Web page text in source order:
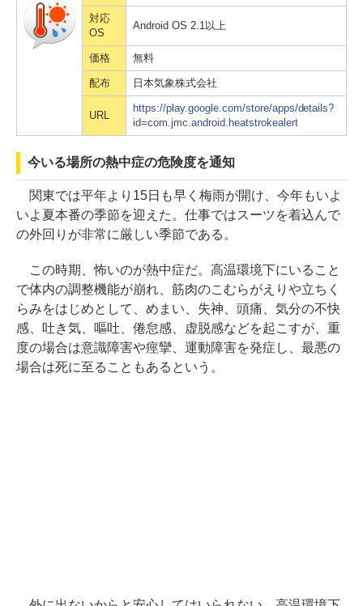
対応
OS
Android OS 2.1以上
価格 無料
配布 日本気象株式会社
URL
https://play.google.com/store/apps/details?
id=com.jmc.android.heatstrokealert
今いる場所の熱中症の危険度を通知
関東では平年より15日も早く梅雨が開け、今年もいよ
いよ夏本番の季節を迎えた。仕事ではスーツを着込んで
の外回りが非常に厳しい季節である。
この時期、怖いのが熱中症だ。高温環境下にいること
で体内の調整機能が崩れ、筋肉のこむらがえりや立ちく
らみをはじめとして、めまい、失神、頭痛、気分の不快
感、吐き気、嘔吐、倦怠感、虚脱感などを起こすが、重
度の場合は意識障害や痙攣、運動障害を発症し、最悪の
場合は死に至ることもあるという。